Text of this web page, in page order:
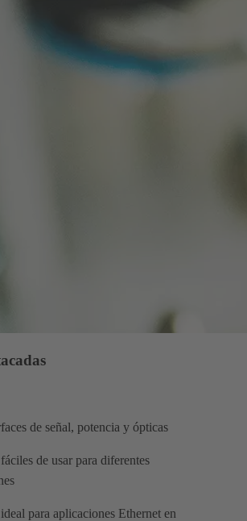
de señal, potencia y ópticas
de usar para diferentes
para aplicaciones Ethernet en